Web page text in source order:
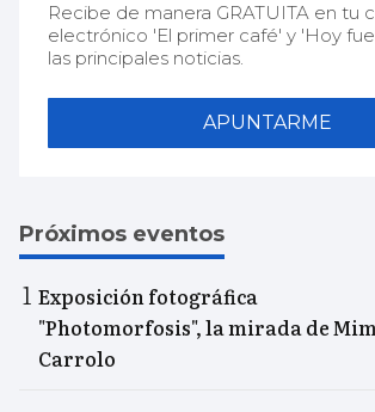
Recibe de manera GRATUITA en tu
electrónico 'El primer café' y 'Hoy
las principales noticias.
APUNTARME
Próximos eventos
Exposición fotográfica
"Photomorfosis", la mirada de
Carrolo